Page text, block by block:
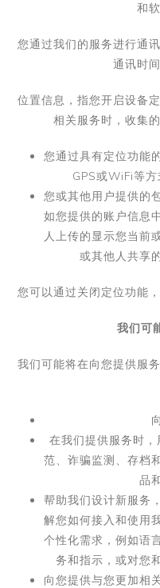
和
您通过我们的服务进行通
通讯时
位置信息， 指您开启设备
相关服务时，收集
您通过具有定位功能
GPS或WiFi等方
您或其他用户提供的
如您提供的账户信息
人上传的显示您当前
或其他人共享
您可以通过关闭定位功能
我们可
我们可能将在向您提供服
在我们提供服务时
范、诈骗监测、存档
品
帮助我们设计新服务
解您如何接入和使用
个性化需求，例如语
务和指示，或对您
向您提供与您更加相